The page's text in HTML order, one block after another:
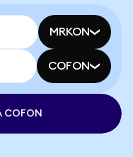
MRKON
COFON
COFON